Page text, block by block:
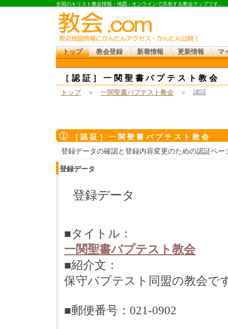
全国のキリスト教会情報・地図 - オンラインで共有する教会マップです。
トップ 教会登録 新着情報 更新情報 マ
［認証］一関聖書バプテスト教会
トップ ＞ 一関聖書バプテスト教会 ＞ 認証
［認証］一関聖書バプテスト教会
登録データの確認と登録内容変更のための認証ペー
登録データ
登録データ
■タイトル：
一関聖書バプテスト教会
■紹介文：
保守バプテスト同盟の教会で
■郵便番号：021-0902